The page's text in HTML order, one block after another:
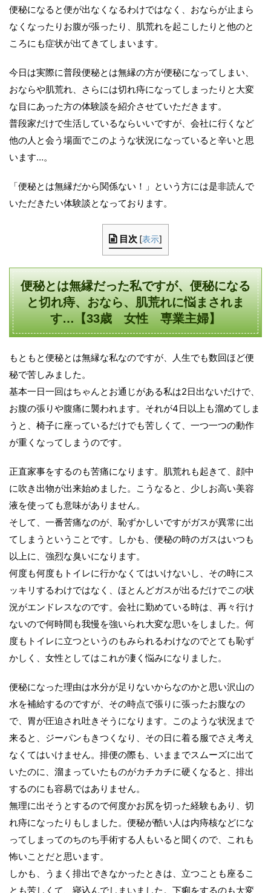
便秘になると便が出なくなるわけではなく、おならが止まら
なくなったりお腹が張ったり、肌荒れを起こしたりと他のと
ころにも症状が出てきてしまいます。
今日は実際に普段便秘とは無縁の方が便秘になってしまい、
おならや肌荒れ、さらには切れ痔になってしまったりと大変
な目にあった方の体験談を紹介させていただきます。
普段家だけで生活しているならいいですが、会社に行くなど
他の人と会う場面でこのような状況になっていると辛いと思
います…。
「便秘とは無縁だから関係ない！」という方には是非読んで
いただきたい体験談となっております。
目次 [表示]
便秘とは無縁だった私ですが、便秘になる
と切れ痔、おなら、肌荒れに悩まされま
す…【33歳 女性 専業主婦】
もともと便秘とは無縁な私なのですが、人生でも数回ほど便
秘で苦しみました。
基本一日一回はちゃんとお通じがある私は2日出ないだけで、
お腹の張りや腹痛に襲われます。それが4日以上も溜めてしま
うと、椅子に座っているだけでも苦しくて、一つ一つの動作
が重くなってしまうのです。
正直家事をするのも苦痛になります。肌荒れも起きて、顔中
に吹き出物が出来始めました。こうなると、少しお高い美容
液を使っても意味がありません。
そして、一番苦痛なのが、恥ずかしいですがガスが異常に出
てしまうということです。しかも、便秘の時のガスはいつも
以上に、強烈な臭いになります。
何度も何度もトイレに行かなくてはいけないし、その時にス
ッキリするわけではなく、ほとんどガスが出るだけでこの状
況がエンドレスなのです。会社に勤めている時は、再々行け
ないので何時間も我慢を強いられ大変な思いをしました。何
度もトイレに立つというのもみられるわけなのでとても恥ず
かしく、女性としてはこれが凄く悩みになりました。
便秘になった理由は水分が足りないからなのかと思い沢山の
水を補給するのですが、その時点で張りに張ったお腹なの
で、胃が圧迫され吐きそうになります。このような状況まで
来ると、ジーパンもきつくなり、その日に着る服でさえ考え
なくてはいけません。排便の際も、いままでスムーズに出て
いたのに、溜まっていたものがカチカチに硬くなると、排出
するのにも容易ではありません。
無理に出そうとするので何度かお尻を切った経験もあり、切
れ痔になったりもしました。便秘が酷い人は内痔核などにな
ってしまってのちのち手術する人もいると聞くので、これも
怖いことだと思います。
しかも、うまく排出できなかったときは、立つことも座るこ
とも苦しくて、寝込んでしまいました。下痢をするのも大変